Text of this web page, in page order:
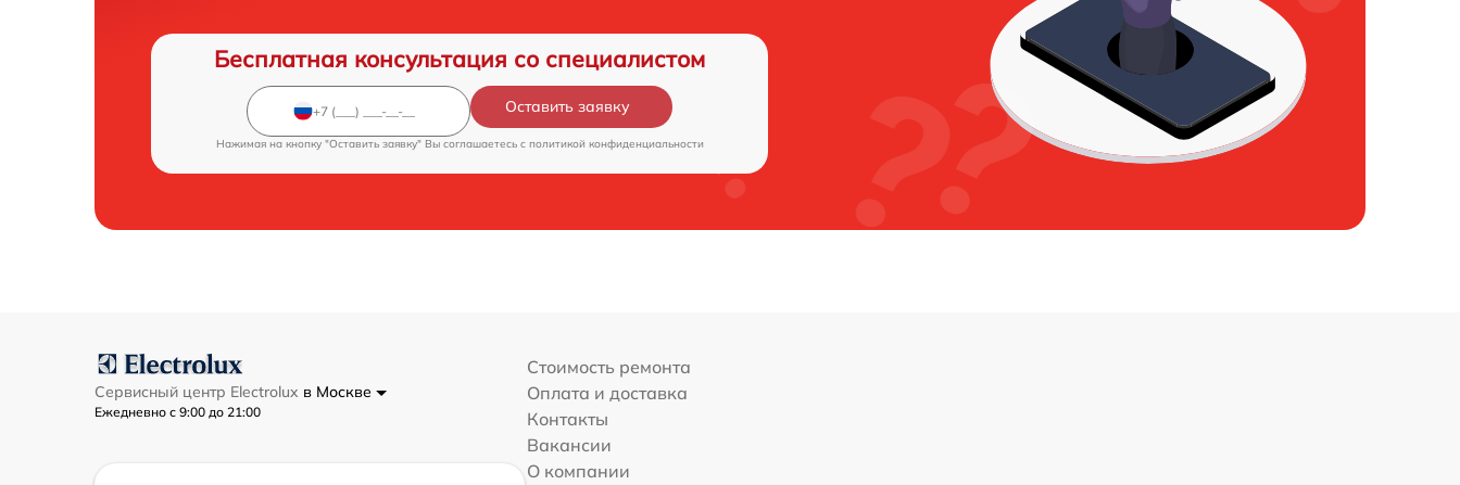
Бесплатная консультация со специалистом
Оставить заявку
Нажимая на кнопку "Оставить заявку" Вы соглашаетесь c политикой конфиденциальности
Сервисный центр Electrolux в Москве
Ежедневно с 9:00 до 21:00
Стоимость ремонта
Оплата и доставка
Контакты
Вакансии
О компании